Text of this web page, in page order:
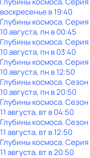
воскресенье в19:40
Глубины космоса. Серия
10 августа, пн в 00:45
Глубины космоса. Серия
10 августа, пн в 03:40
Глубины космоса. Серия
10 августа, пн в 12:50
Глубины космоса. Сезон
10 августа, пн в 20:50
Глубины космоса. Сезон
11 августа, вт в 04:50
Глубины космоса. Сезон
11 августа, вт в 12:50
Глубины космоса.
11 августа, вт в 20:50